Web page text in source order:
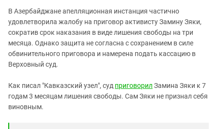
ЮФО
В Азербайджане апелляционная инстанция частично
удовлетворила жалобу на приговор активисту Замину Зяки,
сократив срок наказания в виде лишения свободы на три
месяца. Однако защита не согласна с сохранением в силе
обвинительного приговора и намерена подать кассацию в
Верховный суд.
Как писал "Кавказский узел", суд приговорил Замина Зяки к 7
годам 3 месяцам лишения свободы. Сам Зяки не признал себя
виновным.